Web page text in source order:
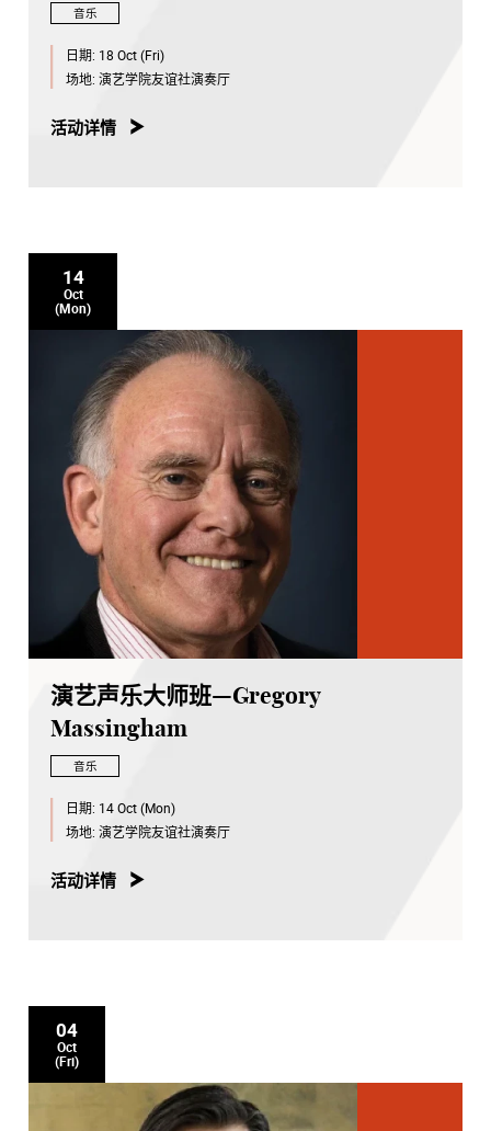
音乐
日期: 18 Oct (Fri)
场地: 演艺学院友谊社演奏厅
活动详情
14
Oct
(Mon)
演艺声乐大师班—Gregory
Massingham
音乐
日期: 14 Oct (Mon)
场地: 演艺学院友谊社演奏厅
活动详情
04
Oct
(Fri)